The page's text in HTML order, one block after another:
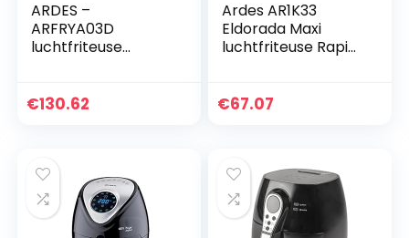
ARDES –
ARFRYA03D
luchtfriteuse
dubbele mand
multifunctionele
touch
€130.62
Ardes AR1K33
Eldorada Maxi
luchtfriteuse Rapid
60 minuten 1450 W
€67.07